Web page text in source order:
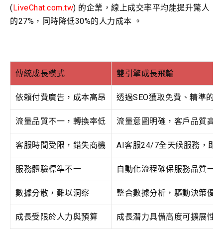
(LiveChat.com.tw) 的企業，線上成交率平均能提升驚人
的27%，同時降低30%的人力成本 。
傳統成長模式 雙引擎成長飛輪
依賴付費廣告，成本高昂 透過SEO獲取免費、精準的
流量品質不一，轉換率低 流量意圖明確，客戶品質高
客服時間受限，錯失商機 AI客服24/7全天候服務，即
服務體驗標準不一 自動化流程確保服務品質一致
數據分散，難以洞察 整合數據分析，驅動決策優化
成長受限於人力與預算 成長潛力具備高度可擴展性